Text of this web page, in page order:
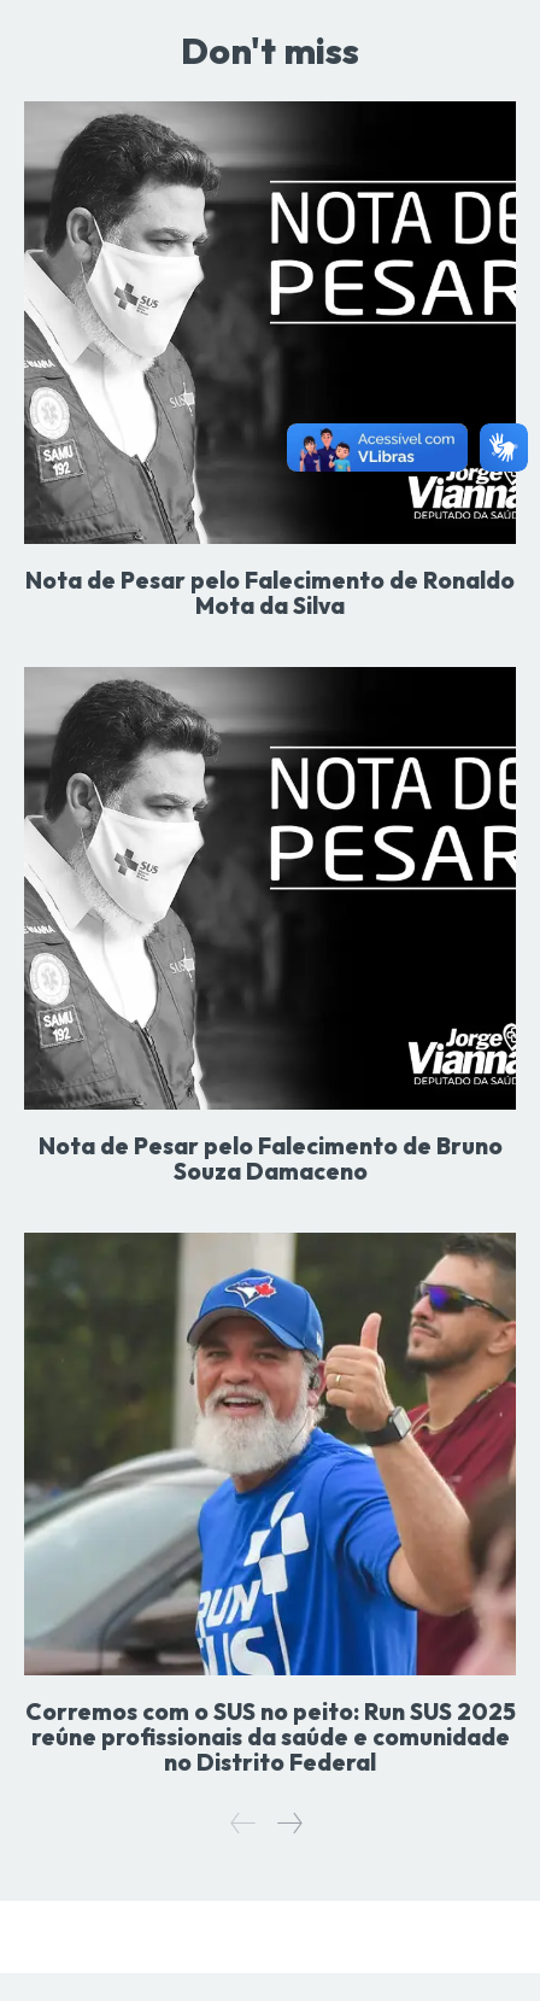
Don't miss
Nota de Pesar pelo Falecimento de Ronaldo
Mota da Silva
Nota de Pesar pelo Falecimento de Bruno
Souza Damaceno
Corremos com o SUS no peito: Run SUS 2025
reúne profissionais da saúde e comunidade
no Distrito Federal